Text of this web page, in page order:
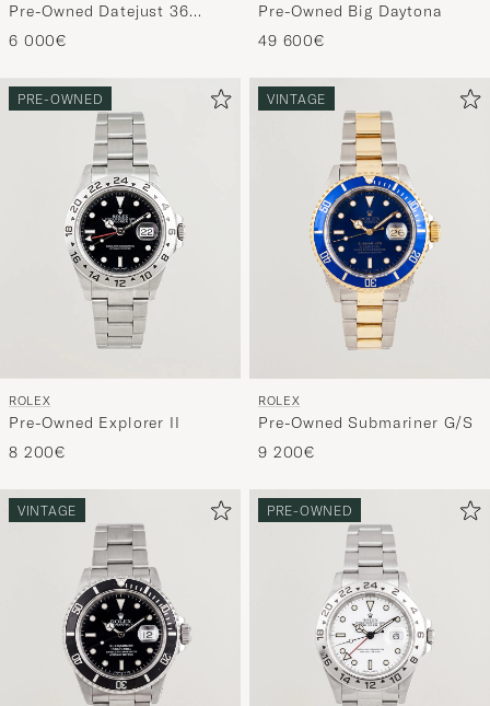
Pre-Owned Datejust 36
16234
6 000€
Pre-Owned Big Daytona
49 600€
PRE-OWNED
ROLEX
Pre-Owned Explorer II
8 200€
VINTAGE
ROLEX
Pre-Owned Submariner G/S
9 200€
VINTAGE PRE-OWNED